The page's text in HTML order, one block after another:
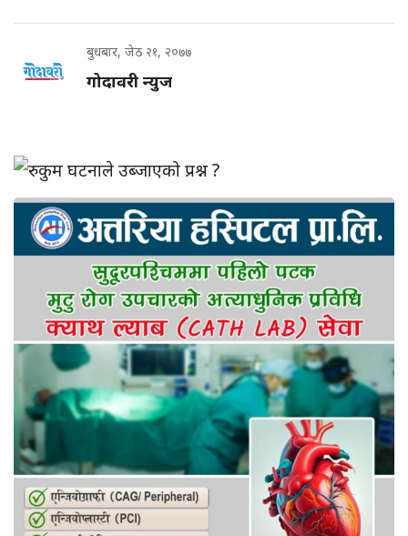
बुधबार, जेठ २१, २०७७
गोदावरी न्युज